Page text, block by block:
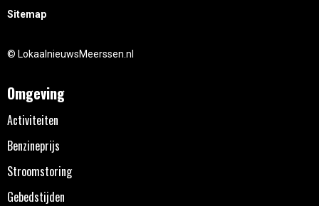
Sitemap
© LokaalnieuwsMeerssen.nl
Omgeving
Activiteiten
Benzineprijs
Stroomstoring
Gebedstijden